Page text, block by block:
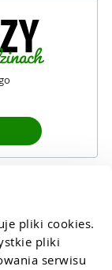
pliki cookies.
pliki
serwisu